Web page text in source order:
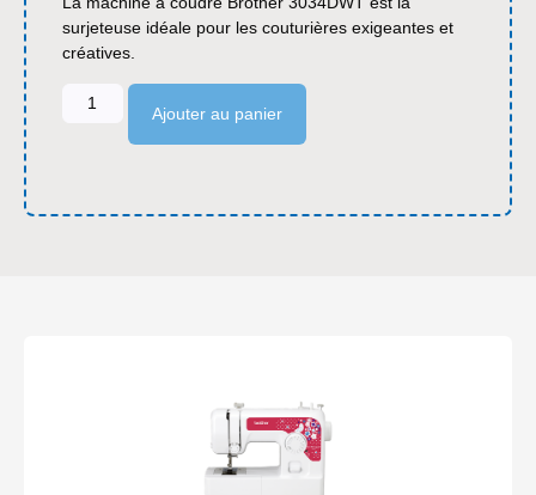
surjeteuse idéale pour les couturières exigeantes et
créatives.
Ajouter au panier